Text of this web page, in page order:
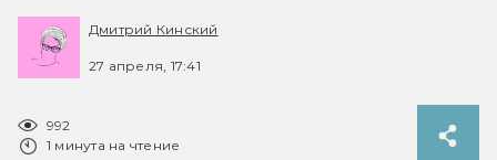
Дмитрий Кинский
27 апреля, 17:41
992
1 минута на чтение